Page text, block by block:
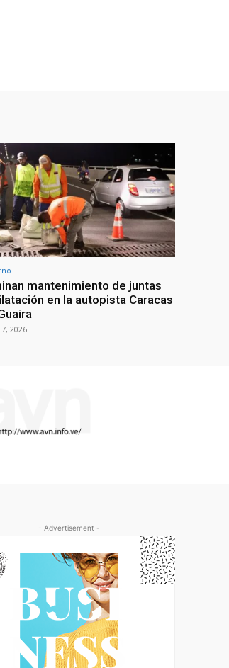
mantenimiento de juntas
en la autopista Caracas
2026
- Advertisement -